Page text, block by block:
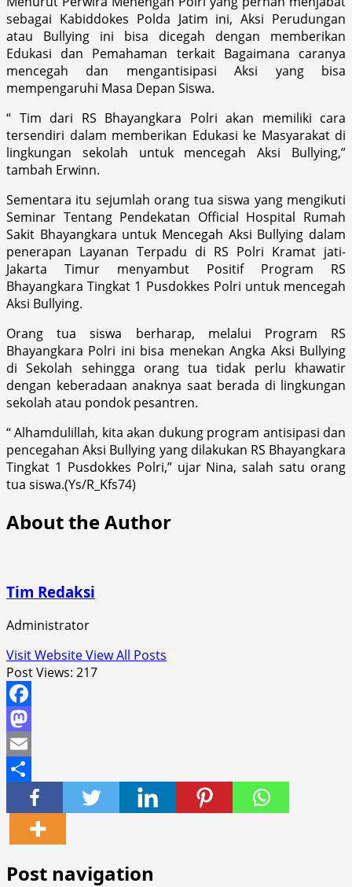
sebagai Kabiddokes Polda Jatim ini, Aksi Perudungan
atau Bullying ini bisa dicegah dengan memberikan
Edukasi dan Pemahaman terkait Bagaimana caranya
mencegah dan mengantisipasi Aksi yang bisa
mempengaruhi Masa Depan Siswa.
“ Tim dari RS Bhayangkara Polri akan memiliki cara
tersendiri dalam memberikan Edukasi ke Masyarakat di
lingkungan sekolah untuk mencegah Aksi Bullying,”
tambah Erwinn.
Sementara itu sejumlah orang tua siswa yang mengikuti
Seminar Tentang Pendekatan Official Hospital Rumah
Sakit Bhayangkara untuk Mencegah Aksi Bullying dalam
penerapan Layanan Terpadu di RS Polri Kramat jati-
Jakarta Timur menyambut Positif Program RS
Bhayangkara Tingkat 1 Pusdokkes Polri untuk mencegah
Aksi Bullying.
Orang tua siswa berharap, melalui Program RS
Bhayangkara Polri ini bisa menekan Angka Aksi Bullying
di Sekolah sehingga orang tua tidak perlu khawatir
dengan keberadaan anaknya saat berada di lingkungan
sekolah atau pondok pesantren.
“ Alhamdulillah, kita akan dukung program antisipasi dan
pencegahan Aksi Bullying yang dilakukan RS Bhayangkara
Tingkat 1 Pusdokkes Polri,” ujar Nina, salah satu orang
tua siswa.(Ys/R_Kfs74)
About the Author
Tim Redaksi
Administrator
Visit WebsiteView All Posts
Post Views: 217
Facebook
Mastodon
Email
Share
Post navigation